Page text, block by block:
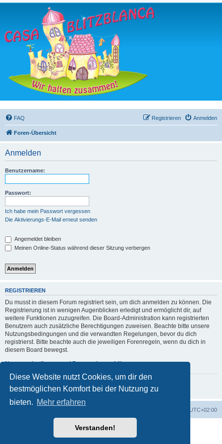
Diese Website nutzt Cookies, um dir den
bestmöglichen Komfort bei der Nutzung zu
bieten. Mehr erfahren
Verstanden!
FAQ Anmelden
Registrieren
Foren-Übersicht
Anmelden
Benutzername:
Passwort:
Ich habe mein Passwort vergessen
Die Aktivierungs-E-Mail erneut senden
Angemeldet bleiben
Meinen Online-Status während dieser Sitzung verbergen
REGISTRIEREN
Du musst in diesem Forum registriert sein, um dich anmelden zu können. Die
Registrierung ist in wenigen Augenblicken erledigt und ermöglicht dir, auf
weitere Funktionen zuzugreifen. Die Board-Administration kann registrierten
Benutzern auch zusätzliche Berechtigungen zuweisen. Beachte bitte unsere
Nutzungsbedingungen und die verwandten Regelungen, bevor du dich
registrierst. Bitte beachte auch die jeweiligen Forenregeln, wenn du dich in
diesem Board bewegst.
Nutzungsbedingungen|Datenschutzerklärung
Registrieren
UTC+02:00
Powered byphpBB® Forum Software © phpBB Limited
phpBB.de